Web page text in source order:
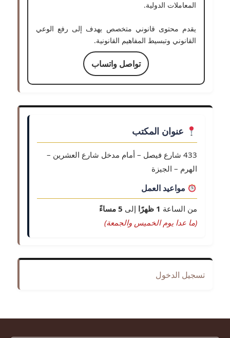
المعاملات الدولية.
يقدم محتوى قانوني متخصص يهدف إلى رفع الوعي
القانوني وتبسيط المفاهيم القانونية.
تواصل واتساب
عنوان المكتب
433 شارع فيصل – أمام مدخل شارع العشرين –
الهرم – الجيزة
مواعيد العمل
من الساعة 1 ظهرًا إلى 5 مساءً
(ما عدا يوم الخميس والجمعة)
تسجيل الدخول